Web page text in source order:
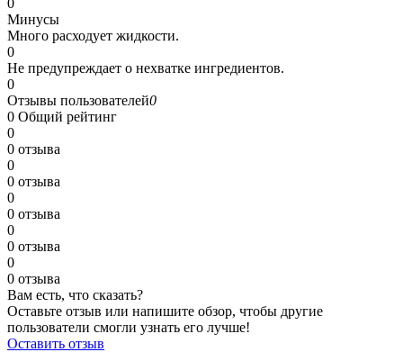
Минусы
Много расходует жидкости.
0
Не предупреждает о нехватке ингредиентов.
0
Отзывы пользователей0
0 Общий рейтинг
0
0 отзыва
0
0 отзыва
0
0 отзыва
0
0 отзыва
0
0 отзыва
Вам есть, что сказать?
Оставьте отзыв или напишите обзор, чтобы другие
пользователи смогли узнать его лучше!
Оставить отзыв